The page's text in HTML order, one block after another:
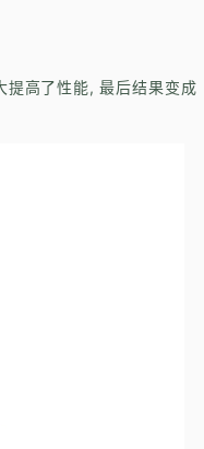
提高了性能, 最后结果变成